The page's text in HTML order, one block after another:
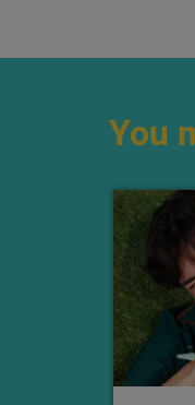
You